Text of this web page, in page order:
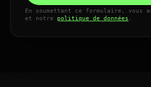
En soumettant ce formulaire, vous
et notre politique de données .